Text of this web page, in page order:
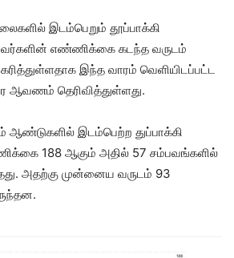
இடம்பெறும் தூப்பாக்கி
எண்ணிக்கை கடந்த வருடம்
இந்த வாரம் வெளியிடப்பட்ட
ஆவணம் தெரிவித்துள்ளது.
ஆண்டுகளில் இடம்பெற்ற துப்பாக்கி
188 ஆகும் அதில் 57 சம்பவங்களில்
அதற்கு முன்னைய வருடம் 93